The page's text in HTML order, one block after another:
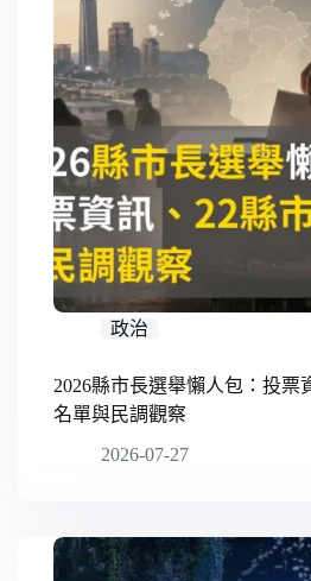
政治
2026縣市長選舉懶人包：投票
名單與民調觀察
2026-07-27